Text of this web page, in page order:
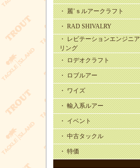
・ 麗’ｓルアークラフト
・ RAD SHIVALRY
・ レビテーションエンジニア
リング
・ ロデオクラフト
・ ロブルアー
・ ワイズ
・ 輸入系ルアー
・ イベント
・ 中古タックル
・ 特価